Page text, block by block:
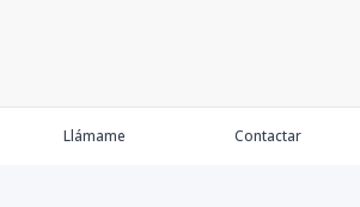
Llámame Contactar